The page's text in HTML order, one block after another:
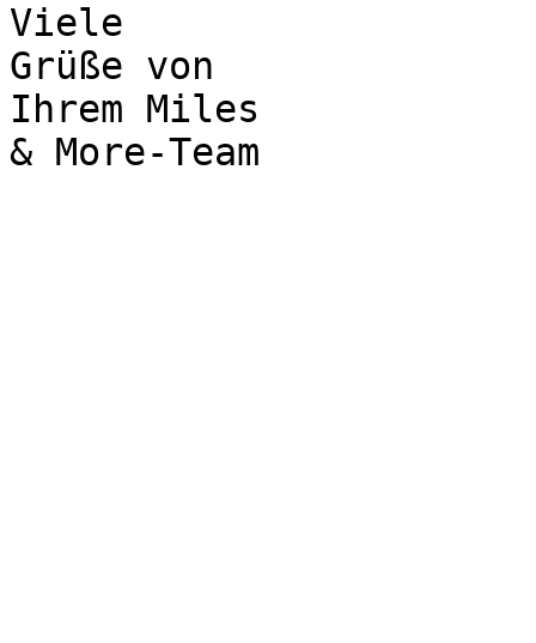
Viele
Grüße von
Ihrem Miles
& More-Team